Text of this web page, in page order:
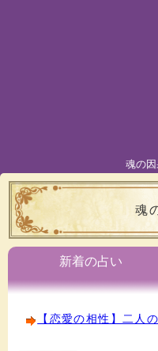
魂の
魂
新着の占い
【恋愛の相性】二人